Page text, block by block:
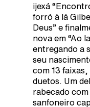
ijexá
forró à lá
Deus” e
nova em “Ao
entregando a
seu
com 13
duetos. Um
rabecado
sanfoneiro